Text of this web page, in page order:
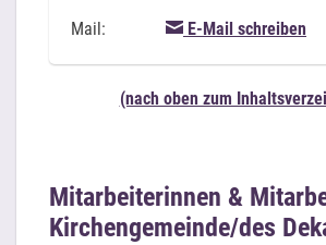
Mail: E-Mail schreiben
(nach oben zum
Mitarbeiterinnen &
Kirchengemeinde/des